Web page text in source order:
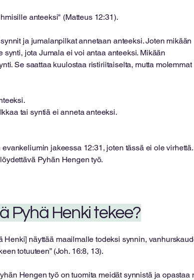
anteeksi" (Matteus 12:31).
ja jumalanpilkat annetaan anteeksi. Joten mikään
jota Jumala ei voi antaa anteeksi. Mikään
Se saattaa kuulostaa ristiriitaiselta, mutta molemmat
tai syntiä ei anneta anteeksi.
jakeessa 12:31, joten tässä ei ole virhettä.
Pyhän Hengen työ.
Pyhä Henki tekee?
Henki] näyttää maailmalle todeksi synnin,
totuuteen” (Joh. 16:8, 13).
Hengen työ on tuomita meidät synnistä ja